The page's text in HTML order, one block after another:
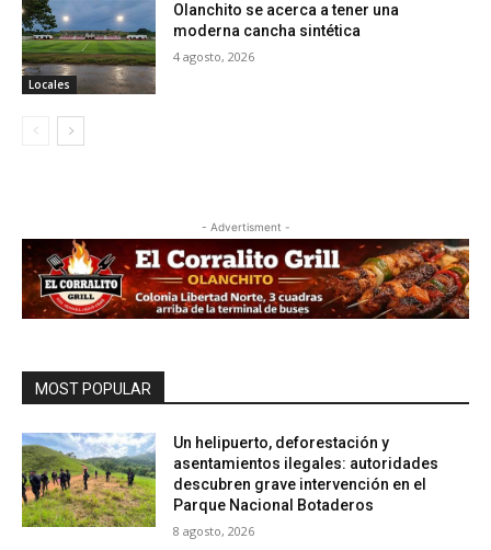
Locales
Olanchito se acerca a tener una
moderna cancha sintética
4 agosto, 2026
- Advertisment -
MOST POPULAR
Un helipuerto, deforestación y
asentamientos ilegales: autoridades
descubren grave intervención en el
Parque Nacional Botaderos
8 agosto, 2026